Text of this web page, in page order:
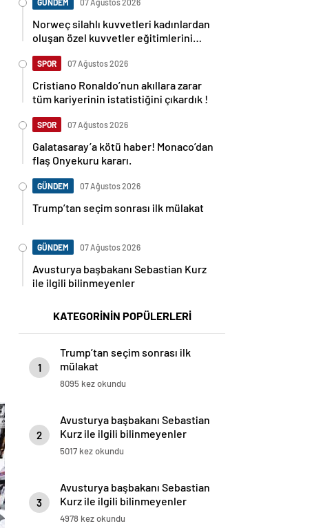
GÜNDEM 07 Ağustos 2026
Norweç silahlı kuvvetleri kadınlardan
oluşan özel kuvvetler eğitimlerini
SPOR 07 Ağustos 2026
Cristiano Ronaldo’nun akıllara zarar
tüm kariyerinin istatistiğini çıkardık !
SPOR 07 Ağustos 2026
Galatasaray’a kötü haber! Monaco’dan
flaş Onyekuru kararı.
GÜNDEM 07 Ağustos 2026
Trump’tan seçim sonrası ilk mülakat
GÜNDEM 07 Ağustos 2026
Avusturya başbakanı Sebastian Kurz
ile ilgili bilinmeyenler
KATEGORİNİN POPÜLERLERİ
1
Trump’tan seçim sonrası ilk
mülakat
8095 kez okundu
2
Avusturya başbakanı Sebastian
Kurz ile ilgili bilinmeyenler
5017 kez okundu
3
Avusturya başbakanı Sebastian
Kurz ile ilgili bilinmeyenler
4978 kez okundu